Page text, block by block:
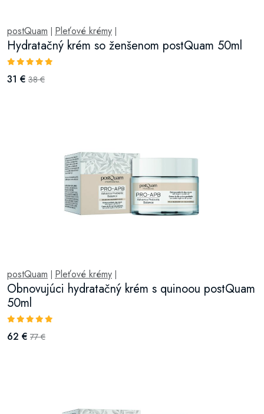
postQuam | Pleťové krémy |
Hydratačný krém so ženšenom postQuam 50ml
31 € 38 €
postQuam | Pleťové krémy |
Obnovujúci hydratačný krém s quinoou postQuam
50ml
62 € 77 €